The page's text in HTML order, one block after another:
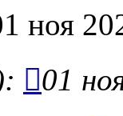
ноя
01